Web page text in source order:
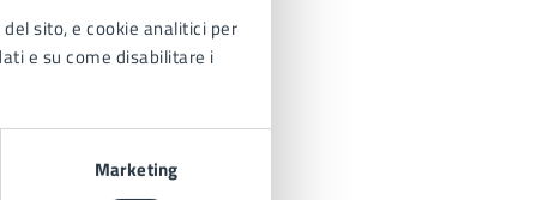
sito, e cookie analitici per
e su come disabilitare i
Marketing